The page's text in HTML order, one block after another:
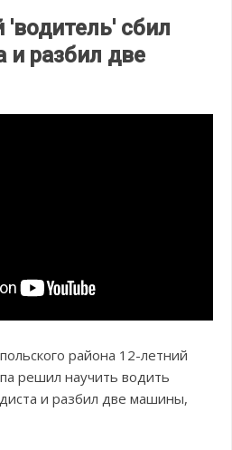
сбил
и разбил две
района 12-летний
решил научить водить
и разбил две машины,